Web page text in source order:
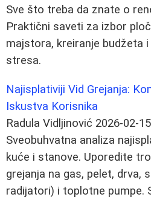
Sve što treba da znate o
Praktični saveti za izbor
majstora, kreiranje budžeta
stresa.
Najisplativiji Vid Grejanja:
Iskustva Korisnika
Radula Vidljinović 2026-02-15
Sveobuhvatna analiza
kuće i stanove. Uporedite
grejanja na gas, pelet, drva,
radijatori) i toplotne pumpe.